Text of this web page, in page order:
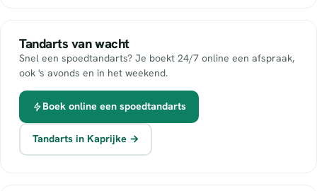
Tandarts van wacht
Snel een spoedtandarts? Je boekt 24/7 online een afspraak,
ook 's avonds en in het weekend.
Boek online een spoedtandarts
Tandarts in Kaprijke →